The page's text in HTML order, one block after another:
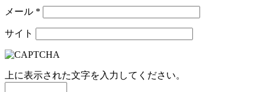
メール *
サイト
上に表示された文字を入力してください。